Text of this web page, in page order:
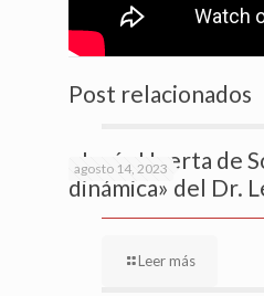
Post relacionados
agosto 14, 2023
«Jesús Huerta de
dinámica» del Dr.
Leer más